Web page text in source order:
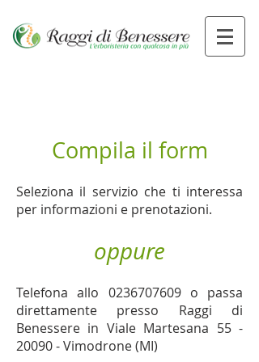
Compila il form
Seleziona il servizio che ti interessa
per informazioni e prenotazioni.
oppure
Telefona allo 0236707609o passa
direttamente presso Raggi di
Benessere in Viale Martesana 55 -
20090- Vimodrone (MI)